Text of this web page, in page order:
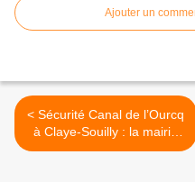
Ajouter un
< Sécurité Canal de l’Ourcq
à Claye-Souilly : la mairie
de Paris a-t-elle effectué les